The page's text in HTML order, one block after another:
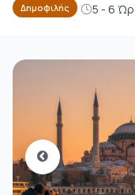
Δημοφιλής 5 - 6